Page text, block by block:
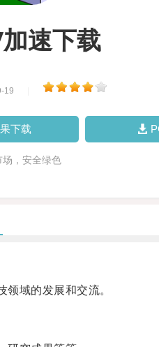
速下载
19
下载
场，安全绿色
域的发展和交流。